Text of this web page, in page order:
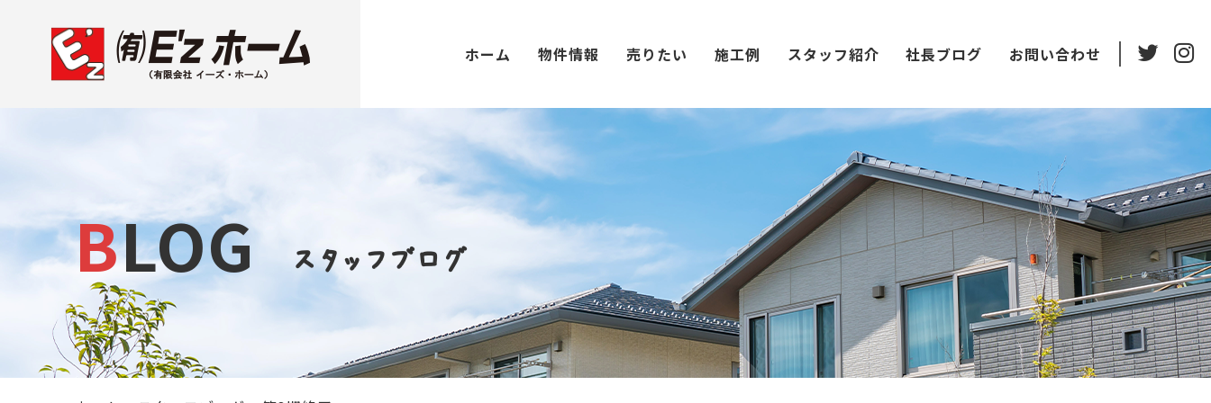
ホーム 物件情報 売りたい 施工例 スタッフ紹介 社長ブログ お問い合わせ
BLOG スタッフブログ